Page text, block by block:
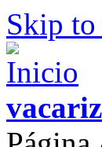
Skip